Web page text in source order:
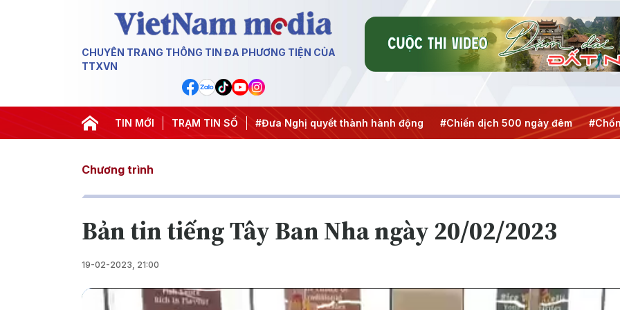
CHUYÊN TRANG THÔNG TIN ĐA PHƯƠNG TIỆN CỦA
TTXVN
TIN MỚI TRẠM TIN SỐ
#APEC 2027 #Đưa Nghị quyết thành hành động #Chiến dịch 500 ngày đêm #Chống khai thác IUU
Chương trình
Bản tin tiếng Tây Ban Nha ngày 20/02/2023
19-02-2023, 21:00